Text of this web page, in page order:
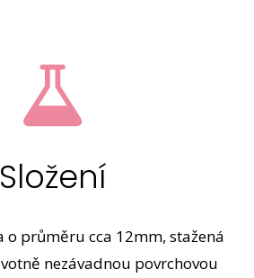
Složení
o průměru cca 12mm, stažená
nezávadnou povrchovou